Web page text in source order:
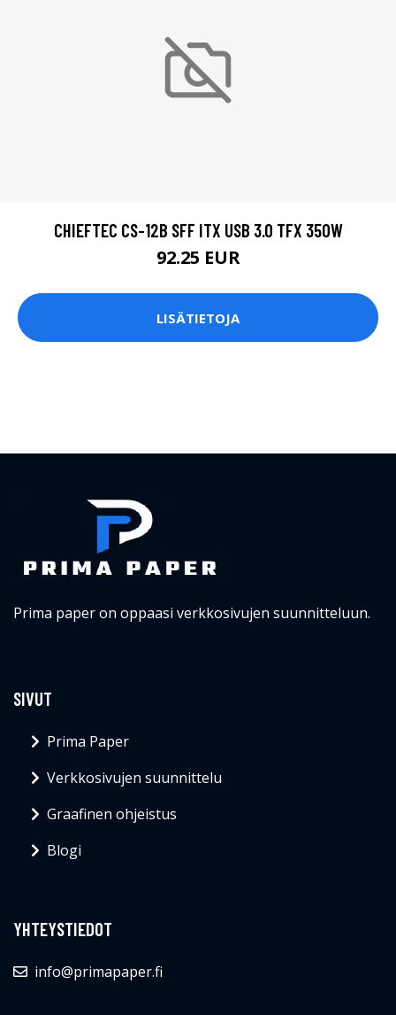
CHIEFTEC CS-12B SFF ITX USB 3.0 TFX 350W
92.25 EUR
LISÄTIETOJA
Prima paper on oppaasi verkkosivujen suunnitteluun.
SIVUT
Prima Paper
Verkkosivujen suunnittelu
Graafinen ohjeistus
Blogi
YHTEYSTIEDOT
info@primapaper.fi